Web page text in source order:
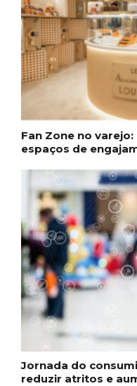
Fan Zone no
espaços de
Jornada do
reduzir atritos e